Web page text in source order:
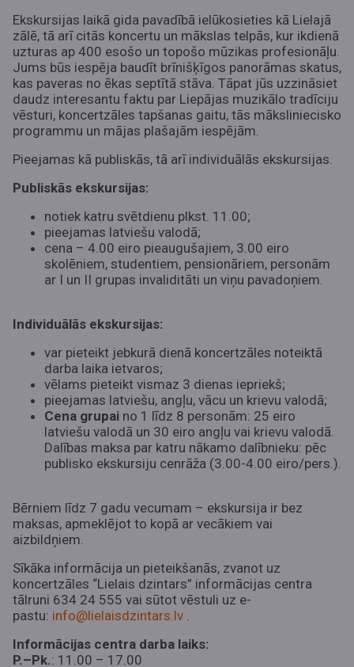
Ekskursijas laikā gida pavadībā ielūkosieties kā Lielajā
zālē, tā arī citās koncertu un mākslas telpās, kur ikdienā
uzturas ap 400 esošo un topošo mūzikas profesionāļu.
Jums būs iespēja baudīt brīnišķīgos panorāmas skatus,
kas paveras no ēkas septītā stāva. Tāpat jūs uzzināsiet
daudz interesantu faktu par Liepājas muzikālo tradīciju
vēsturi, koncertzāles tapšanas gaitu, tās māksliniecisko
programmu un mājas plašajām iespējām.
Pieejamas kā publiskās, tā arī individuālās ekskursijas.
Publiskās ekskursijas:
notiek katru svētdienu plkst. 11.00;
pieejamas latviešu valodā;
cena – 4.00 eiro pieaugušajiem, 3.00 eiro
skolēniem, studentiem, pensionāriem, personām
ar I un II grupas invaliditāti un viņu pavadoņiem.
Individuālās ekskursijas:
var pieteikt jebkurā dienā koncertzāles noteiktā
darba laika ietvaros;
vēlams pieteikt vismaz 3 dienas iepriekš;
pieejamas latviešu, angļu, vācu un krievu valodā;
Cena grupai no 1 līdz 8 personām: 25 eiro
latviešu valodā un 30 eiro angļu vai krievu valodā.
Dalības maksa par katru nākamo dalībnieku: pēc
publisko ekskursiju cenrāža (3.00-4.00 eiro/pers.).
Bērniem līdz 7 gadu vecumam – ekskursija ir bez
maksas, apmeklējot to kopā ar vecākiem vai
aizbildņiem.
Sīkāka informācija un pieteikšanās, zvanot uz
koncertzāles “Lielais dzintars” informācijas centra
tālruni 634 24 555 vai sūtot vēstuli uz e-
pastu: info@lielaisdzintars.lv .
Informācijas centra darba laiks:
P.–Pk.: 11.00 – 17.00